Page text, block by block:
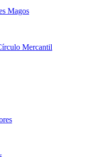
Magos
Mercantil